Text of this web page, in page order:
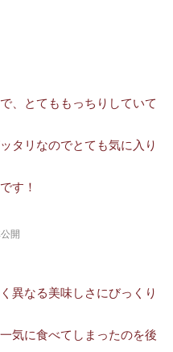
、とてももっちりしていて
タリなのでとても気に入り
す！
開
異なる美味しさにびっくり
気に食べてしまったのを後